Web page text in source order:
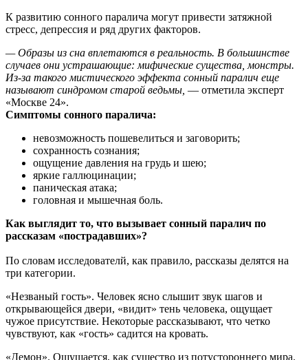
К развитию сонного паралича могут привести затяжной
стресс, депрессия и ряд других факторов.
— Образы из сна вплетаются в реальность. В большинстве
случаев они устрашающие: мифические существа, монстры.
Из-за такого мистического эффекта сонный паралич еще
называют синдромом старой ведьмы, — отметила эксперт
«Москве 24».
Симптомы сонного паралича:
невозможность пошевелиться и заговорить;
сохранность сознания;
ощущение давления на грудь и шею;
яркие галлюцинации;
паническая атака;
головная и мышечная боль.
Как выглядит то, что вызывает сонный паралич по
рассказам «пострадавших»?
По словам исследователй, как правило, рассказы делятся на
три категории.
«Незваный гость». Человек ясно слышит звук шагов и
открывающейся двери, «видит» тень человека, ощущает
чужое присутствие. Некоторые рассказывают, что четко
чувствуют, как «гость» садится на кровать.
«Демон». Ощущается, как существо из потустороннего мира.